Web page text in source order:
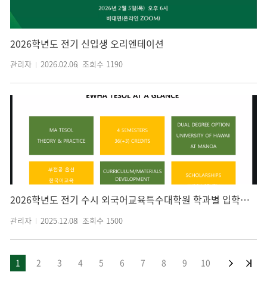
2026학년도 전기 신입생 오리엔테이션
관리자 2026.02.06 조회수 1190
2026학년도 전기 수시 외국어교육특수대학원 학과별 입학설명회(온라인 비대면)
관리자 2025.12.08 조회수 1500
1 2 3 4 5 6 7 8 9 10